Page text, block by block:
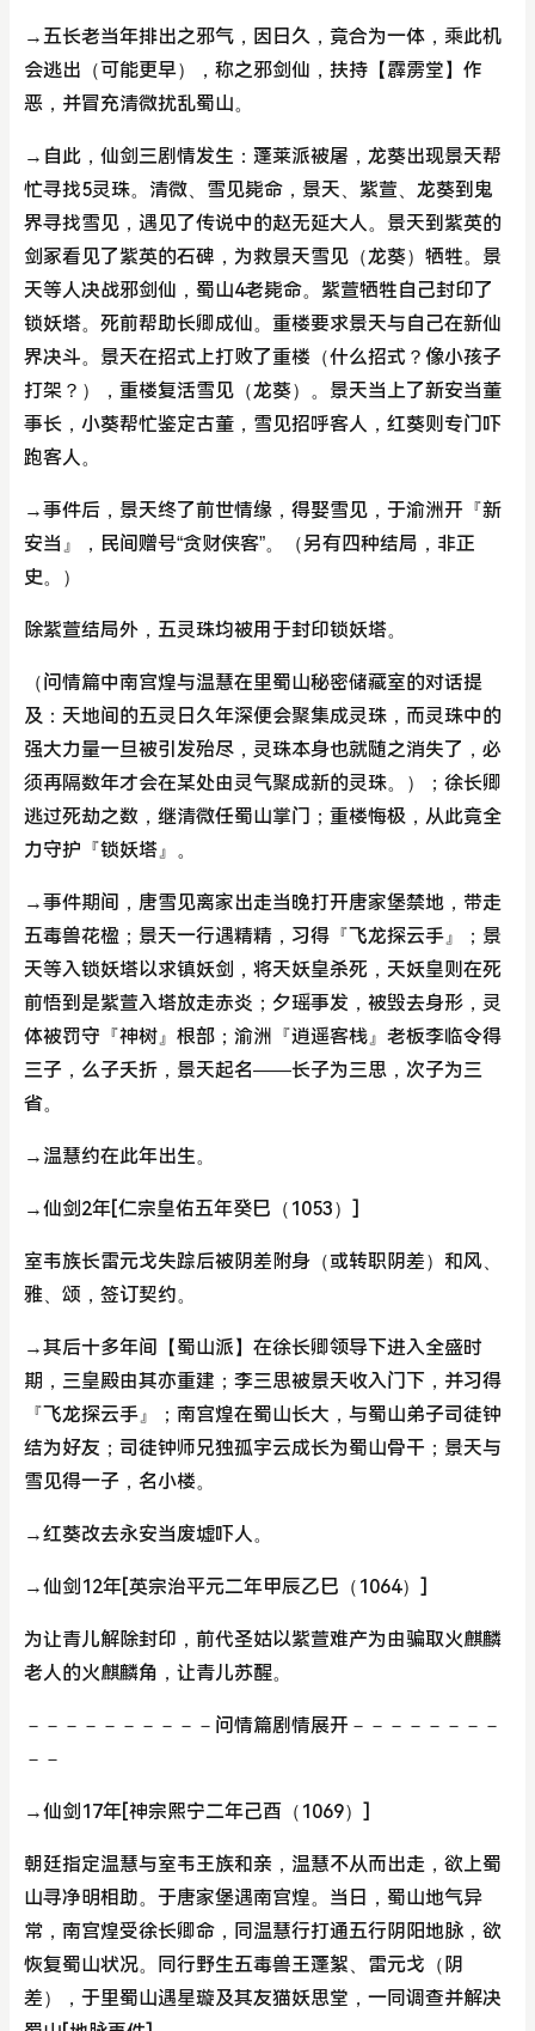
→五长老当年排出之邪气，因日久，竟合为一体，乘此机
会逃出（可能更早），称之邪剑仙，扶持【霹雳堂】作
恶，并冒充清微扰乱蜀山。
→自此，仙剑三剧情发生：蓬莱派被屠，龙葵出现景天帮
忙寻找5灵珠。清微、雪见毙命，景天、紫萱、龙葵到鬼
界寻找雪见，遇见了传说中的赵无延大人。景天到紫英的
剑冢看见了紫英的石碑，为救景天雪见（龙葵）牺牲。景
天等人决战邪剑仙，蜀山4老毙命。紫萱牺牲自己封印了
锁妖塔。死前帮助长卿成仙。重楼要求景天与自己在新仙
界决斗。景天在招式上打败了重楼（什么招式？像小孩子
打架？），重楼复活雪见（龙葵）。景天当上了新安当董
事长，小葵帮忙鉴定古董，雪见招呼客人，红葵则专门吓
跑客人。
→事件后，景天终了前世情缘，得娶雪见，于渝洲开『新
安当』，民间赠号“贪财侠客”。（另有四种结局，非正
史。）
除紫萱结局外，五灵珠均被用于封印锁妖塔。
（问情篇中南宫煌与温慧在里蜀山秘密储藏室的对话提
及：天地间的五灵日久年深便会聚集成灵珠，而灵珠中的
强大力量一旦被引发殆尽，灵珠本身也就随之消失了，必
须再隔数年才会在某处由灵气聚成新的灵珠。）；徐长卿
逃过死劫之数，继清微任蜀山掌门；重楼悔极，从此竟全
力守护『锁妖塔』。
→事件期间，唐雪见离家出走当晚打开唐家堡禁地，带走
五毒兽花楹；景天一行遇精精，习得『飞龙探云手』；景
天等入锁妖塔以求镇妖剑，将天妖皇杀死，天妖皇则在死
前悟到是紫萱入塔放走赤炎；夕瑶事发，被毁去身形，灵
体被罚守『神树』根部；渝洲『逍遥客栈』老板李临令得
三子，么子夭折，景天起名——长子为三思，次子为三
省。
→温慧约在此年出生。
→仙剑2年[仁宗皇佑五年癸巳（1053）]
室韦族长雷元戈失踪后被阴差附身（或转职阴差）和风、
雅、颂，签订契约。
→其后十多年间【蜀山派】在徐长卿领导下进入全盛时
期，三皇殿由其亦重建；李三思被景天收入门下，并习得
『飞龙探云手』；南宫煌在蜀山长大，与蜀山弟子司徒钟
结为好友；司徒钟师兄独孤宇云成长为蜀山骨干；景天与
雪见得一子，名小楼。
→红葵改去永安当废墟吓人。
→仙剑12年[英宗治平元二年甲辰乙巳（1064）]
为让青儿解除封印，前代圣姑以紫萱难产为由骗取火麒麟
老人的火麒麟角，让青儿苏醒。
－－－－－－－－－－问情篇剧情展开－－－－－－－－
－－
→仙剑17年[神宗熙宁二年己酉（1069）]
朝廷指定温慧与室韦王族和亲，温慧不从而出走，欲上蜀
山寻净明相助。于唐家堡遇南宫煌。当日，蜀山地气异
常，南宫煌受徐长卿命，同温慧行打通五行阴阳地脉，欲
恢复蜀山状况。同行野生五毒兽王蓬絮、雷元戈（阴
差），于里蜀山遇星璇及其友猫妖思堂，一同调查并解决